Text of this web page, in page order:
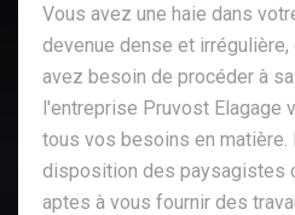
Vous avez une haie dans
devenue dense et
avez besoin de procéder à
l'entreprise Pruvost Elagage
tous vos besoins en matière.
disposition des paysagistes
aptes à vous fournir des